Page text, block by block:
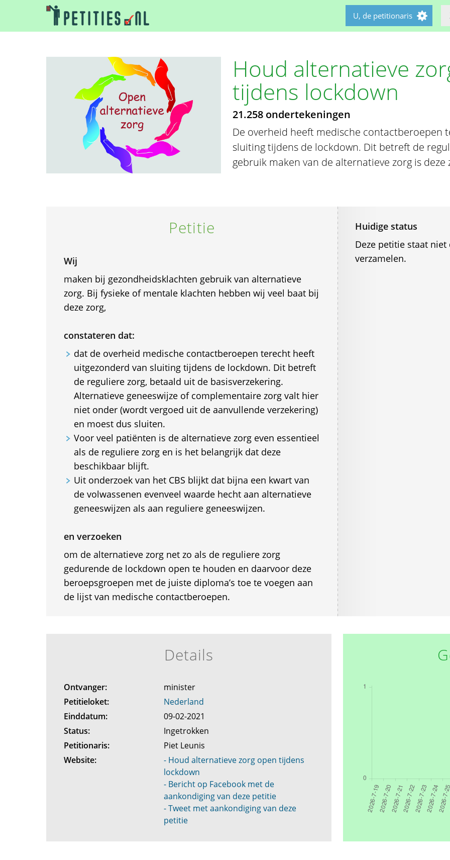
U, de petitionaris
Houd alternatieve
tijdens lockdown
21.258 ondertekeningen
De overheid heeft medische contactberoepen
sluiting tijdens de lockdown. Dit betreft de
gebruik maken van de alternatieve zorg is deze
Petitie
Wij
maken bij gezondheidsklachten gebruik van alternatieve
zorg. Bij fysieke of mentale klachten hebben wij veel baat bij
deze zorg,
constateren dat:
dat de overheid medische contactberoepen terecht heeft
uitgezonderd van sluiting tijdens de lockdown. Dit betreft
de reguliere zorg, betaald uit de basisverzekering.
Alternatieve geneeswijze of complementaire zorg valt hier
niet onder (wordt vergoed uit de aanvullende verzekering)
en moest dus sluiten.
Voor veel patiënten is de alternatieve zorg even essentieel
als de reguliere zorg en is het belangrijk dat deze
beschikbaar blijft.
Uit onderzoek van het CBS blijkt dat bijna een kwart van
de volwassenen evenveel waarde hecht aan alternatieve
geneeswijzen als aan reguliere geneeswijzen.
en verzoeken
om de alternatieve zorg net zo als de reguliere zorg
gedurende de lockdown open te houden en daarvoor deze
beroepsgroepen met de juiste diploma’s toe te voegen aan
de lijst van medische contactberoepen.
Huidige status
Deze petitie staat
verzamelen.
Details
Ontvanger:
minister
Petitieloket:
Nederland
Einddatum:
09-02-2021
Status:
Ingetrokken
Petitionaris:
Piet Leunis
Website:
- Houd alternatieve zorg open tijdens
lockdown
- Bericht op Facebook met de
aankondiging van deze petitie
- Tweet met aankondiging van deze
petitie